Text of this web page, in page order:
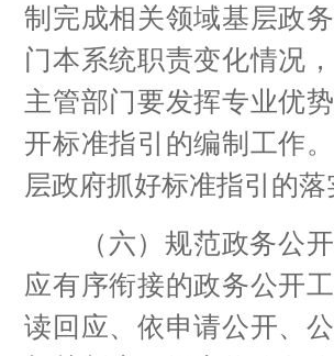
制完成相关领域基层政
门本系统职责变化情况
主管部门要发挥专业优
开标准指引的编制工作
层政府抓好标准指引的落
（六）规范政务公开
应有序衔接的政务公开
读回应、依申请公开、